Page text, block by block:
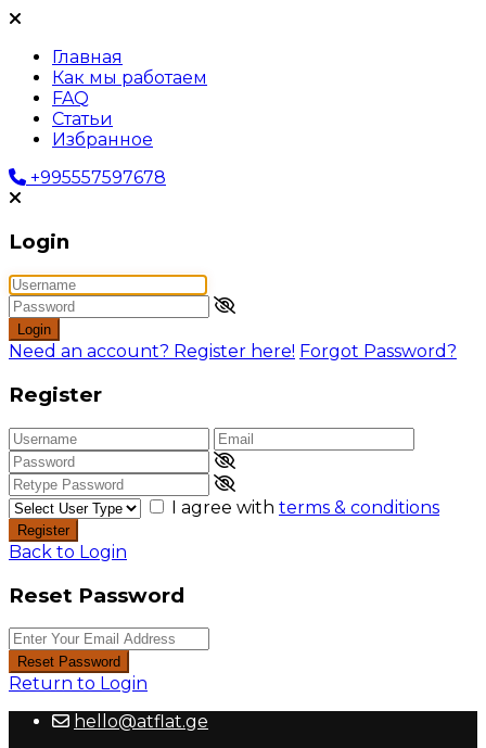
Главная
Как мы работаем
FAQ
Статьи
Избранное
+995557597678
Login
Login
Need an account? Register here! Forgot Password?
Register
I agree with terms & conditions
Register
Back to Login
Reset Password
Reset Password
Return to Login
hello@atflat.ge